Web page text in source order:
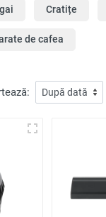
Cratițe
de cafea